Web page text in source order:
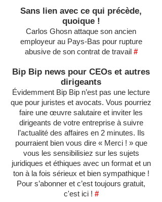
Sans lien avec ce qui précède,
quoique !
Carlos Ghosn attaque son ancien
employeur au Pays-Bas pour rupture
abusive de son contrat de travail #
Bip Bip news pour CEOs et autres
dirigeants
Évidemment Bip Bip n’est pas une lecture
que pour juristes et avocats. Vous pourriez
faire une œuvre salutaire et inviter les
dirigeants de votre entreprise à suivre
l’actualité des affaires en 2 minutes. Ils
pourraient bien vous dire « Merci ! » que
vous les sensibilisiez sur les sujets
juridiques et éthiques avec un format et un
ton à la fois sérieux et bien sympathique !
Pour s’abonner et c’est toujours gratuit,
c'est ici ! #